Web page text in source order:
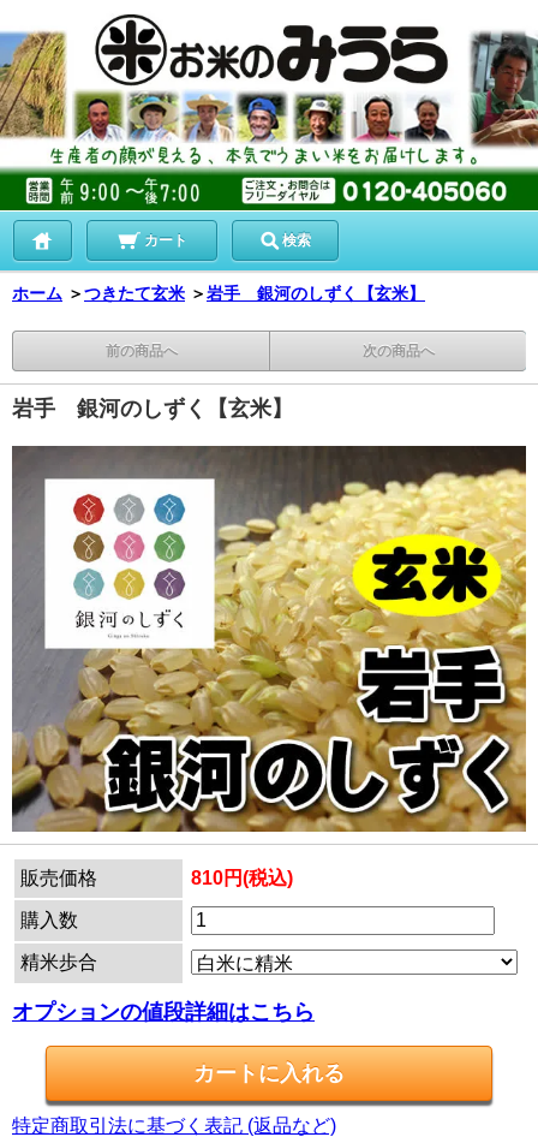
カート 検索
ホーム ＞つきたて玄米 ＞岩手 銀河のしずく【玄米】
前の商品へ 次の商品へ
岩手 銀河のしずく【玄米】
販売価格 810円(税込)
購入数
精米歩合
オプションの値段詳細はこちら
特定商取引法に基づく表記 (返品など)